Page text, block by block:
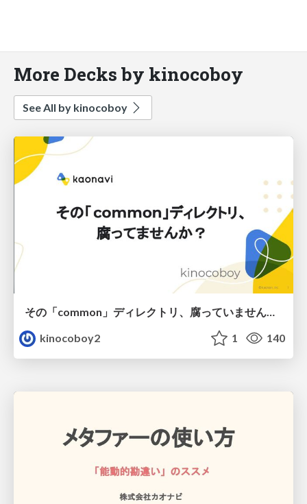
More Decks by kinocoboy
See All by kinocoboy
その「common」ディレクトリ、腐っていませんか？
kinocoboy2
1 140